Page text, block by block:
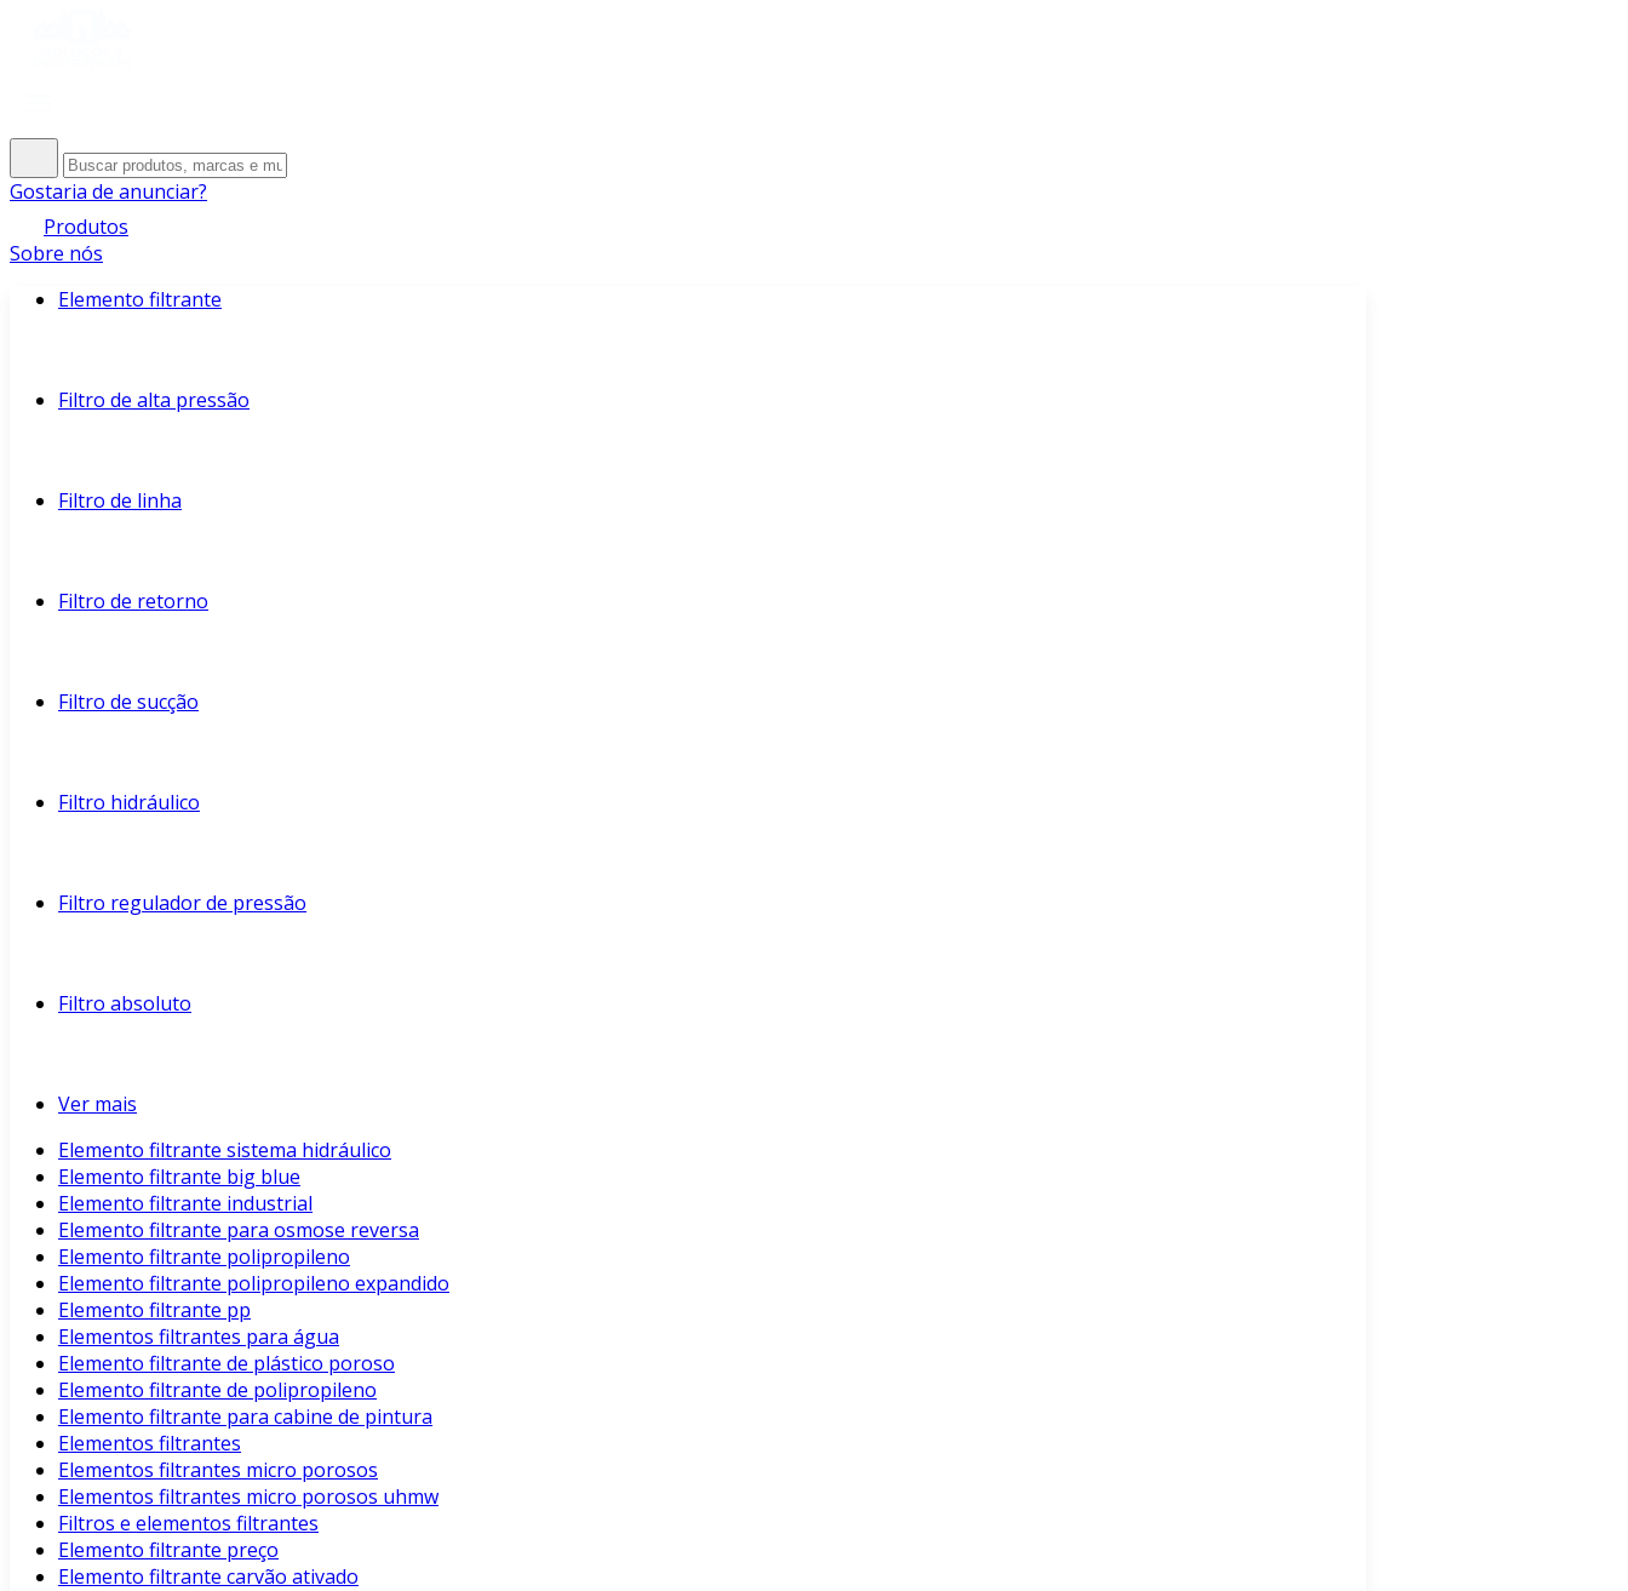
Gostaria de anunciar?
Produtos
Sobre nós
Elemento filtrante
Filtro de alta pressão
Filtro de linha
Filtro de retorno
Filtro de sucção
Filtro hidráulico
Filtro regulador de pressão
Filtro absoluto
Ver mais
Elemento filtrante sistema hidráulico
Elemento filtrante big blue
Elemento filtrante industrial
Elemento filtrante para osmose reversa
Elemento filtrante polipropileno
Elemento filtrante polipropileno expandido
Elemento filtrante pp
Elementos filtrantes para água
Elemento filtrante de plástico poroso
Elemento filtrante de polipropileno
Elemento filtrante para cabine de pintura
Elementos filtrantes
Elementos filtrantes micro porosos
Elementos filtrantes micro porosos uhmw
Filtros e elementos filtrantes
Elemento filtrante preço
Elemento filtrante carvão ativado